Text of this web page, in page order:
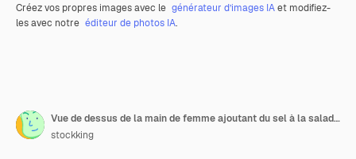
Créez vos propres images avec le générateur d’images IAet modifiez-
les avec notre éditeur de photos IA.
Vue de dessus de la main de femme ajoutant du sel à la salade de légumes avec des épices et de l'ail sur fond vert et marron
stockking